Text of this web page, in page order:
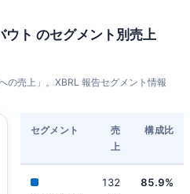
ウト のセグメント別売上
の売上」。XBRL 報告セグメント情報
セグメント
売
上
構成比
132
85.9%